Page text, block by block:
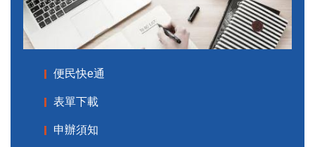
便民快e通
表單下載
申辦須知